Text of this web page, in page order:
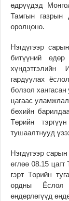
өдрүүдэд
Тамгын газрын
оролцоно.
Нэгдүгээр
битүүний
гардуулах
болзол
цагаас
бөхийн
Төрийн
тушаалтнууд
Нэгдүгээр
өглөө 08.15
гэрт Төрийн
ордны Ёслол
өндөрлөгүүд